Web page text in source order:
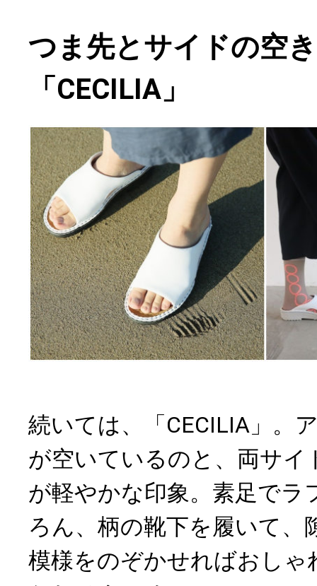
つま先とサイドの空
「CECILIA」
続いては、「CECILIA」。
が空いているのと、両サイ
が軽やかな印象。素足でラ
ろん、柄の靴下を履いて、
模様をのぞかせればおしゃ